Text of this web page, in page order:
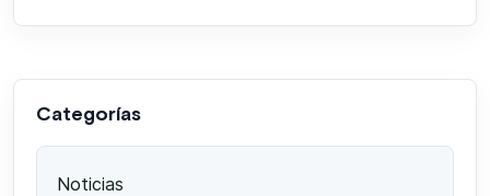
Categorías
Noticias